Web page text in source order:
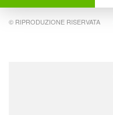
© RIPRODUZIONE RISERVATA